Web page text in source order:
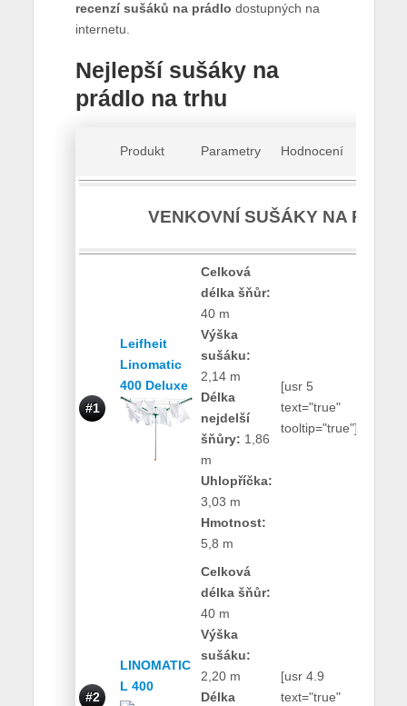
recenzí sušáků na prádlo dostupných na
internetu.
Nejlepší sušáky na
prádlo na trhu
Produkt Parametry Hodnocení
VENKOVNÍ SUŠÁKY NA
#1
Leifheit
Linomatic
400 Deluxe
Celková
délka šňůr:
40 m
Výška
sušáku:
2,14 m
Délka
nejdelší
šňůry: 1,86
m
Uhlopříčka:
3,03 m
Hmotnost:
5,8 m
[usr 5
text="true"
tooltip="true"]
#2
LINOMATIC
L 400
Celková
délka šňůr:
40 m
Výška
sušáku:
2,20 m
Délka
[usr 4.9
text="true"